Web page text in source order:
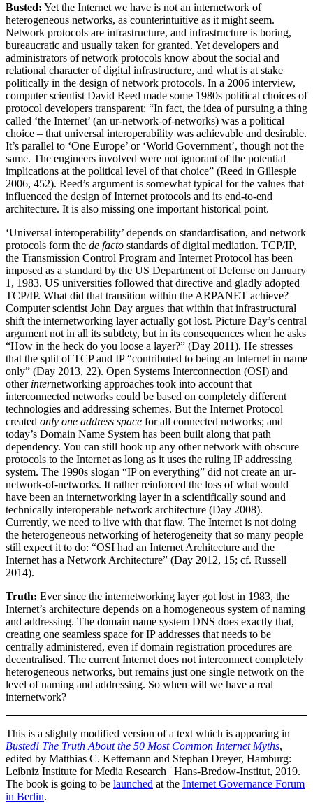
Busted: Yet the Internet we have is not an internetwork of
heterogeneous networks, as counterintuitive as it might seem.
Network protocols are infrastructure, and infrastructure is boring,
bureaucratic and usually taken for granted. Yet developers and
administrators of network protocols know about the social and
relational character of digital infrastructure, and what is at stake
politically in the design of network protocols. In a 2006 interview,
computer scientist David Reed made some 1980s political choices of
protocol developers transparent: “In fact, the idea of pursuing a thing
called ‘the Internet’ (an ur-network-of-networks) was a political
choice – that universal interoperability was achievable and desirable.
It’s parallel to ‘One Europe’ or ‘World Government’, though not the
same. The engineers involved were not ignorant of the potential
implications at the political level of that choice” (Reed in Gillespie
2006, 452). Reed’s argument is somewhat typical for the values that
influenced the design of Internet protocols and its end-to-end
architecture. It is also missing one important historical point.
‘Universal interoperability’ depends on standardisation, and network
protocols form the de facto standards of digital mediation. TCP/IP,
the Transmission Control Program and Internet Protocol has been
imposed as a standard by the US Department of Defense on January
1, 1983. US universities followed that directive and gladly adopted
TCP/IP. What did that transition within the ARPANET achieve?
Computer scientist John Day argues that within that infrastructural
shift the internetworking layer actually got lost. Picture Day’s central
argument not in all its subtlety, but in its consequences when he asks
“How in the heck do you loose a layer?” (Day 2011). He stresses
that the split of TCP and IP “contributed to being an Internet in name
only” (Day 2013, 22). Open Systems Interconnection (OSI) and
other internetworking approaches took into account that
interconnected networks could be based on completely different
technologies and addressing schemes. But the Internet Protocol
created only one address space for all connected networks; and
today’s Domain Name System has been built along that path
dependency. You can still hook up any other network with obscure
protocols to the Internet as long as it uses the ruling IP addressing
system. The 1990s slogan “IP on everything” did not create an ur-
network-of-networks. It rather reinforced the loss of what would
have been an internetworking layer in a scientifically sound and
technically interoperable network architecture (Day 2008).
Currently, we need to live with that flaw. The Internet is not doing
the heterogeneous networking of heterogeneity that so many people
still expect it to do: “OSI had an Internet Architecture and the
Internet has a Network Architecture” (Day 2012, 15; cf. Russell
2014).
Truth: Ever since the internetworking layer got lost in 1983, the
Internet’s architecture depends on a homogeneous system of naming
and addressing. The domain name system DNS does exactly that,
creating one seamless space for IP addresses that needs to be
centrally administered, even if domain registration procedures are
decentralised. The current Internet does not interconnect completely
heterogeneous networks, but remains just one single network on the
level of naming and addressing. So when will we have a real
internetwork?
This is a slightly modified version of a text which is appearing in
Busted! The Truth About the 50 Most Common Internet Myths,
edited by Matthias C. Kettemann and Stephan Dreyer, Hamburg:
Leibniz Institute for Media Research | Hans-Bredow-Institut, 2019.
The book is going to be launched at the Internet Governance Forum
in Berlin.